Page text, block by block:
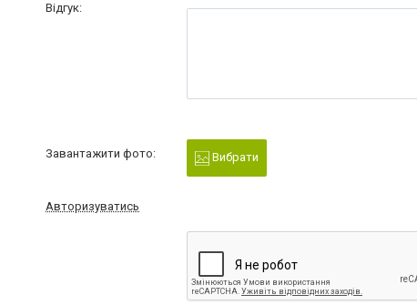
Відгук:
Завантажити фото: Вибрати
Авторизуватись